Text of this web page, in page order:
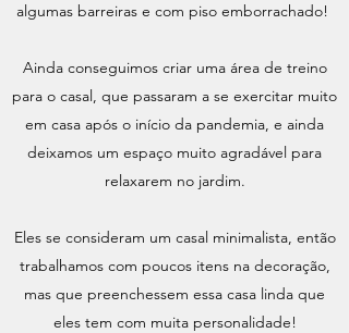
algumas barreiras e com piso emborrachado!
Ainda conseguimos criar uma área de treino
para o casal, que passaram a se exercitar muito
em casa após o início da pandemia, e ainda
deixamos um espaço muito agradável para
relaxarem no jardim.
Eles se consideram um casal minimalista, então
trabalhamos com poucos itens na decoração,
mas que preenchessem essa casa linda que
eles tem com muita personalidade!